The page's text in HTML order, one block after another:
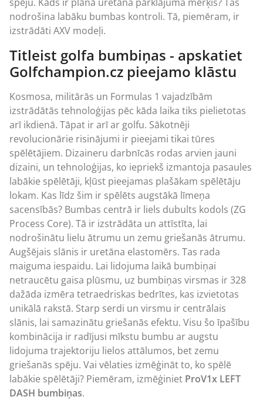
nodrošina labāku bumbas kontroli. Tā, piemēram, ir
izstrādāti AXV modeļi.
Titleist golfa bumbiņas - apskatiet
Golfchampion.cz pieejamo klāstu
Kosmosa, militārās un Formulas 1 vajadzībām
izstrādātās tehnoloģijas pēc kāda laika tiks pielietotas
arī ikdienā. Tāpat ir arī ar golfu. Sākotnēji
revolucionārie risinājumi ir pieejami tikai tūres
spēlētājiem. Dizaineru darbnīcās rodas arvien jauni
dizaini, un tehnoloģijas, ko iepriekš izmantoja pasaules
labākie spēlētāji, kļūst pieejamas plašākam spēlētāju
lokam. Kas līdz šim ir spēlēts augstākā līmeņa
sacensībās? Bumbas centrā ir liels dubults kodols (ZG
Process Core). Tā ir izstrādāta un attīstīta, lai
nodrošinātu lielu ātrumu un zemu griešanās ātrumu.
Augšējais slānis ir uretāna elastomērs. Tas rada
maiguma iespaidu. Lai lidojuma laikā bumbiņai
netraucētu gaisa plūsmu, uz bumbiņas virsmas ir 328
dažāda izmēra tetraedriskas bedrītes, kas izvietotas
unikālā rakstā. Starp serdi un virsmu ir centrālais
slānis, lai samazinātu griešanās efektu. Visu šo īpašību
kombinācija ir radījusi mīkstu bumbu ar augstu
lidojuma trajektoriju lielos attālumos, bet zemu
griešanās spēju. Vai vēlaties izmēģināt to, ko spēlē
labākie spēlētāji? Piemēram, izmēģiniet ProV1x LEFT
DASH bumbiņas.